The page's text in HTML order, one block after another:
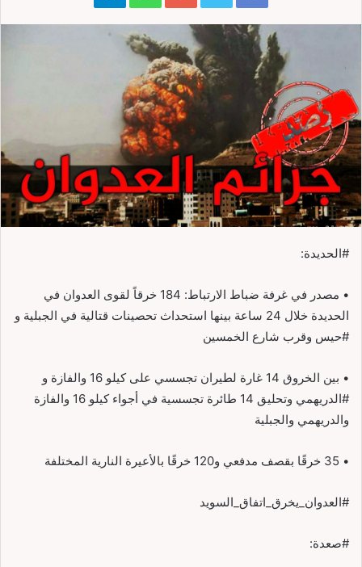
#الحديدة:
• مصدر في غرفة ضباط الارتباط: 184 خرقاً لقوى العدوان في
الحديدة خلال 24 ساعة بينها استحداث تحصينات قتالية في الجبلية و
#حيس وقرب شارع الخمسين
• بين الخروق 14 غارة لطيران تجسسي على كيلو 16 والفازة و
#الدريهمي وتحليق 14 طائرة تجسسية في أجواء كيلو 16 والفازة
والدريهمي والجبلية
• 35 خرقًا بقصف مدفعي و120 خرقًا بالأعيرة النارية المختلفة
#العدوان_يخرق_اتفاق_السويد
#صعدة: